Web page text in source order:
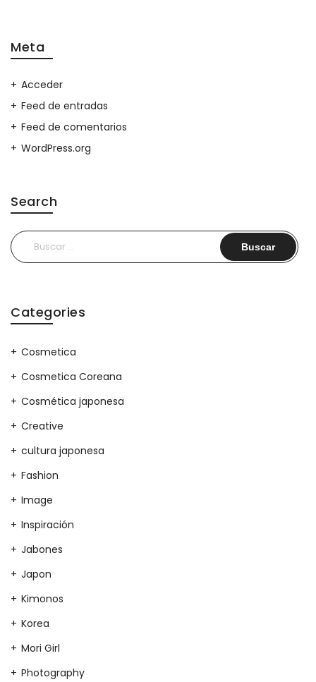
Meta
Acceder
Feed de entradas
Feed de comentarios
WordPress.org
Search
Buscar:
Categories
Cosmetica
Cosmetica Coreana
Cosmética japonesa
Creative
cultura japonesa
Fashion
Image
Inspiración
Jabones
Japon
Kimonos
Korea
Mori Girl
Photography